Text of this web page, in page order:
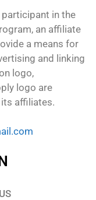
participant in the
an affiliate
a means for
and linking
logo,
logo are
affiliates.